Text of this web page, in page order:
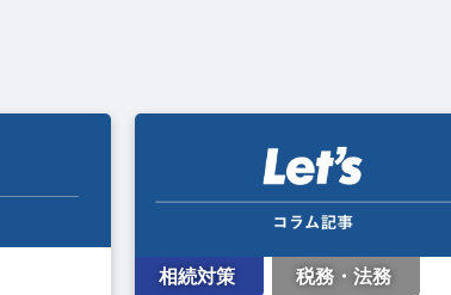
相続対策 税務・法務